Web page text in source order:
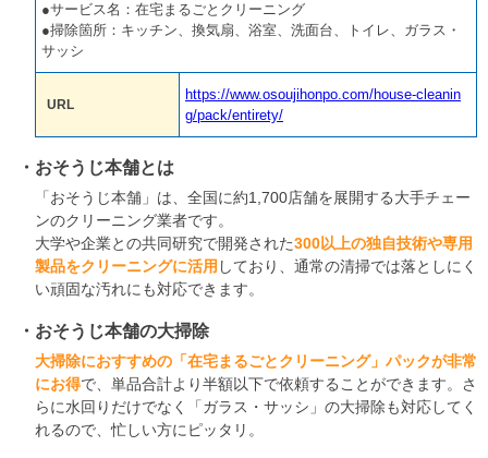
●サービス名：在宅まるごとクリーニング
●掃除箇所：キッチン、換気扇、浴室、洗面台、トイレ、ガラス・
サッシ
URL
https://www.osoujihonpo.com/house-cleanin
g/pack/entirety/
おそうじ本舗とは
「おそうじ本舗」は、全国に約1,700店舗を展開する大手チェー
ンのクリーニング業者です。
大学や企業との共同研究で開発された300以上の独自技術や専用
製品をクリーニングに活用 しており、通常の清掃では落としにく
い頑固な汚れにも対応できます。
おそうじ本舗の大掃除
大掃除におすすめの「在宅まるごとクリーニング」パックが非常
にお得で、単品合計より半額以下で依頼することができます。さ
らに水回りだけでなく「ガラス・サッシ」の大掃除も対応してく
れるので、忙しい方にピッタリ。